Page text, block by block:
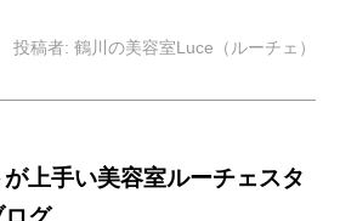
投稿者: 鶴川の美容室Luce（ルーチェ）
上手い美容室ルーチェスタ